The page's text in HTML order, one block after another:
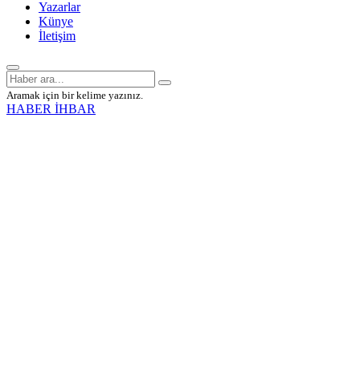
Yazarlar
Künye
İletişim
Aramak için bir kelime yazınız.
HABER İHBAR